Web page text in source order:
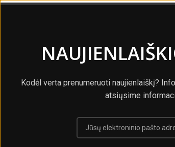
Kodėl verta prenumeruoti naujienlaiškį?
atsiųsime